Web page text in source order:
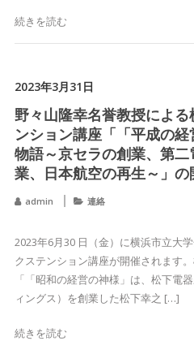
続きを読む
2023年3月31日
野々山隆幸名誉教授によ
ンション講座「「平成の
物語～京セラの創業、第
業、日本航空の再生～」の
admin 連絡
2023年6月30 日（金）に横浜市立大
クステンション講座が開催されます
「「昭和の経営の神様」は、松下電
ィングス）を創業した松下幸之 […]
続きを読む